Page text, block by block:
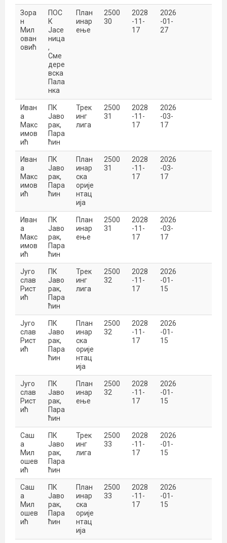
Зора
н
Мил
ован
овић
ПОС
К
Јасе
ница
,
Сме
дере
вска
Пала
нка
План
инар
ење
2500
30
2028
-11-
17
2026
-01-
27
Иван
а
Макс
имов
ић
ПК
Јаво
рак,
Пара
ћин
Трек
инг
лига
2500
31
2028
-11-
17
2026
-03-
17
Иван
а
Макс
имов
ић
ПК
Јаво
рак,
Пара
ћин
План
инар
ска
орије
нтац
ија
2500
31
2028
-11-
17
2026
-03-
17
Иван
а
Макс
имов
ић
ПК
Јаво
рак,
Пара
ћин
План
инар
ење
2500
31
2028
-11-
17
2026
-03-
17
Југо
слав
Рист
ић
ПК
Јаво
рак,
Пара
ћин
Трек
инг
лига
2500
32
2028
-11-
17
2026
-01-
15
Југо
слав
Рист
ић
ПК
Јаво
рак,
Пара
ћин
План
инар
ска
орије
нтац
ија
2500
32
2028
-11-
17
2026
-01-
15
Југо
слав
Рист
ић
ПК
Јаво
рак,
Пара
ћин
План
инар
ење
2500
32
2028
-11-
17
2026
-01-
15
Саш
а
Мил
ошев
ић
ПК
Јаво
рак,
Пара
ћин
Трек
инг
лига
2500
33
2028
-11-
17
2026
-01-
15
Саш
а
Мил
ошев
ић
ПК
Јаво
рак,
Пара
ћин
План
инар
ска
орије
нтац
ија
2500
33
2028
-11-
17
2026
-01-
15